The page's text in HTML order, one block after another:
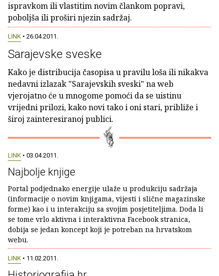
ispravkom ili vlastitim novim člankom popravi,
poboljša ili proširi njezin sadržaj.
LINK • 26.04.2011.
Sarajevske sveske
Kako je distribucija časopisa u pravilu loša ili nikakva
nedavni izlazak "Sarajevskih sveski" na web
vjerojatno će u mnogome pomoći da se uistinu
vrijedni prilozi, kako novi tako i oni stari, približe i
široj zainteresiranoj publici.
LINK • 03.04.2011.
Najbolje knjige
Portal podjednako energije ulaže u produkciju sadržaja
(informacije o novim knjigama, vijesti i slične magazinske
forme) kao i u interakciju sa svojim posjetiteljima. Doda li
se tome vrlo aktivna i interaktivna Facebook stranica,
dobija se jedan koncept koji je potreban na hrvatskom
webu.
LINK • 11.02.2011.